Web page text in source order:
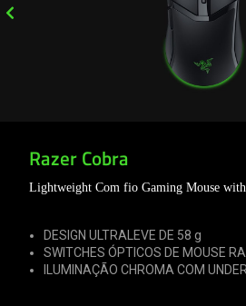
Razer Cobra
Lightweight Com fio Gaming Mouse
DESIGN ULTRALEVE DE 58 g
SWITCHES ÓPTICOS DE MOUSE
ILUMINAÇÃO CHROMA COM